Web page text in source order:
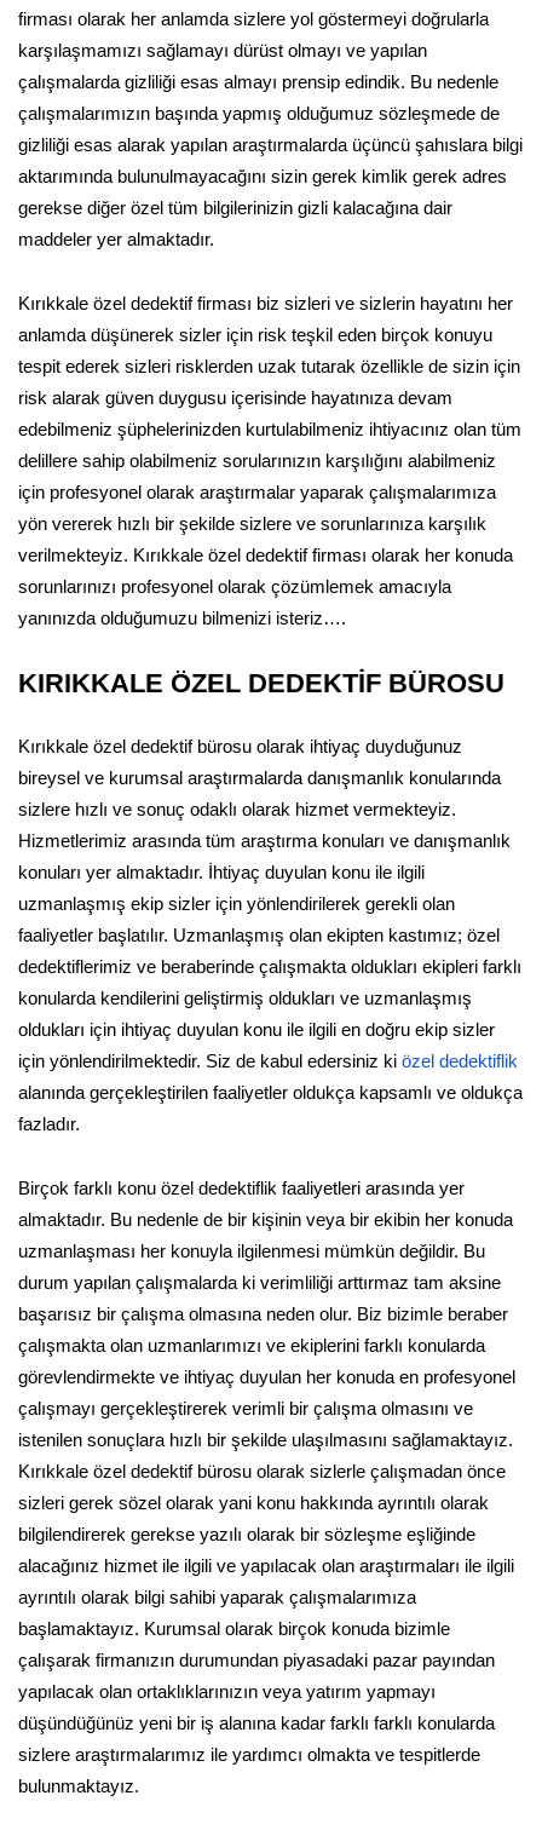
firması olarak her anlamda sizlere yol göstermeyi doğrularla
karşılaşmamızı sağlamayı dürüst olmayı ve yapılan
çalışmalarda gizliliği esas almayı prensip edindik. Bu nedenle
çalışmalarımızın başında yapmış olduğumuz sözleşmede de
gizliliği esas alarak yapılan araştırmalarda üçüncü şahıslara bilgi
aktarımında bulunulmayacağını sizin gerek kimlik gerek adres
gerekse diğer özel tüm bilgilerinizin gizli kalacağına dair
maddeler yer almaktadır.
Kırıkkale özel dedektif firması biz sizleri ve sizlerin hayatını her
anlamda düşünerek sizler için risk teşkil eden birçok konuyu
tespit ederek sizleri risklerden uzak tutarak özellikle de sizin için
risk alarak güven duygusu içerisinde hayatınıza devam
edebilmeniz şüphelerinizden kurtulabilmeniz ihtiyacınız olan tüm
delillere sahip olabilmeniz sorularınızın karşılığını alabilmeniz
için profesyonel olarak araştırmalar yaparak çalışmalarımıza
yön vererek hızlı bir şekilde sizlere ve sorunlarınıza karşılık
verilmekteyiz. Kırıkkale özel dedektif firması olarak her konuda
sorunlarınızı profesyonel olarak çözümlemek amacıyla
yanınızda olduğumuzu bilmenizi isteriz….
KIRIKKALE ÖZEL DEDEKTİF BÜROSU
Kırıkkale özel dedektif bürosu olarak ihtiyaç duyduğunuz
bireysel ve kurumsal araştırmalarda danışmanlık konularında
sizlere hızlı ve sonuç odaklı olarak hizmet vermekteyiz.
Hizmetlerimiz arasında tüm araştırma konuları ve danışmanlık
konuları yer almaktadır. İhtiyaç duyulan konu ile ilgili
uzmanlaşmış ekip sizler için yönlendirilerek gerekli olan
faaliyetler başlatılır. Uzmanlaşmış olan ekipten kastımız; özel
dedektiflerimiz ve beraberinde çalışmakta oldukları ekipleri farklı
konularda kendilerini geliştirmiş oldukları ve uzmanlaşmış
oldukları için ihtiyaç duyulan konu ile ilgili en doğru ekip sizler
için yönlendirilmektedir. Siz de kabul edersiniz ki özel dedektiflik
alanında gerçekleştirilen faaliyetler oldukça kapsamlı ve oldukça
fazladır.
Birçok farklı konu özel dedektiflik faaliyetleri arasında yer
almaktadır. Bu nedenle de bir kişinin veya bir ekibin her konuda
uzmanlaşması her konuyla ilgilenmesi mümkün değildir. Bu
durum yapılan çalışmalarda ki verimliliği arttırmaz tam aksine
başarısız bir çalışma olmasına neden olur. Biz bizimle beraber
çalışmakta olan uzmanlarımızı ve ekiplerini farklı konularda
görevlendirmekte ve ihtiyaç duyulan her konuda en profesyonel
çalışmayı gerçekleştirerek verimli bir çalışma olmasını ve
istenilen sonuçlara hızlı bir şekilde ulaşılmasını sağlamaktayız.
Kırıkkale özel dedektif bürosu olarak sizlerle çalışmadan önce
sizleri gerek sözel olarak yani konu hakkında ayrıntılı olarak
bilgilendirerek gerekse yazılı olarak bir sözleşme eşliğinde
alacağınız hizmet ile ilgili ve yapılacak olan araştırmaları ile ilgili
ayrıntılı olarak bilgi sahibi yaparak çalışmalarımıza
başlamaktayız. Kurumsal olarak birçok konuda bizimle
çalışarak firmanızın durumundan piyasadaki pazar payından
yapılacak olan ortaklıklarınızın veya yatırım yapmayı
düşündüğünüz yeni bir iş alanına kadar farklı farklı konularda
sizlere araştırmalarımız ile yardımcı olmakta ve tespitlerde
bulunmaktayız.